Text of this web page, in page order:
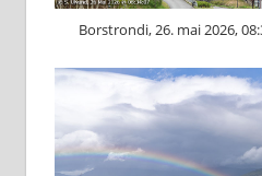
Borstrondi, 26. mai 2026,